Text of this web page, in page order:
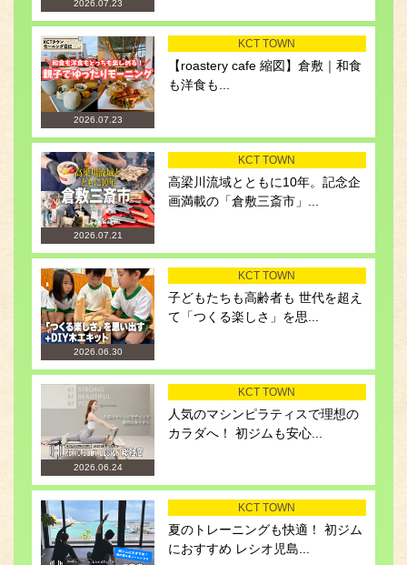
2026.07.23
2026.07.23
KCT TOWN
【roastery cafe 縮図】倉敷｜和食
も洋食も...
2026.07.21
KCT TOWN
高梁川流域とともに10年。記念企
画満載の「倉敷三斎市」...
2026.06.30
KCT TOWN
子どもたちも高齢者も 世代を超え
て「つくる楽しさ」を思...
2026.06.24
KCT TOWN
人気のマシンピラティスで理想の
カラダへ！ 初ジムも安心...
KCT TOWN
夏のトレーニングも快適！ 初ジム
におすすめ レシオ児島...